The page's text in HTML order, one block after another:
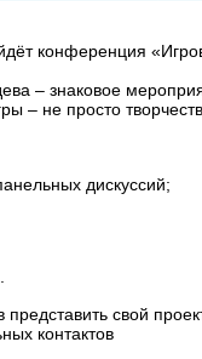
конференция
– знаковое
– не просто
дискуссий;
представить свой
контактов